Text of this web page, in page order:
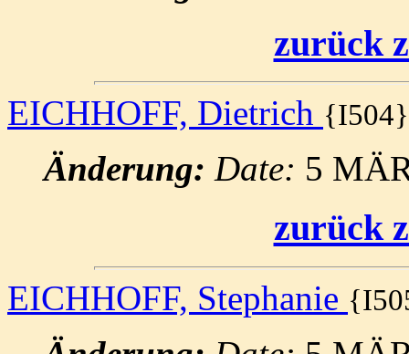
zurück
EICHHOFF, Dietrich {I504}
Änderung: Date: 5
zurück
EICHHOFF, Stephanie